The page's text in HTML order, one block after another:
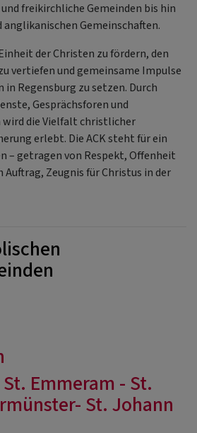
freikirchliche Gemeinden bis hin
Gemeinschaften.
der Christen zu fördern, den
vertiefen und gemeinsame Impulse
in Regensburg zu setzen. Durch
Gesprächsforen und
die Vielfalt christlicher
erlebt. Die ACK steht für ein
– getragen von Respekt, Offenheit
Auftrag, Zeugnis für Christus in der
Emmeram - St.
St. Johann